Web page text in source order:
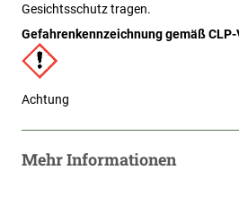
Gesichtsschutz tragen.
Gefahrenkennzeichnung gemäß
Achtung
Mehr Informationen